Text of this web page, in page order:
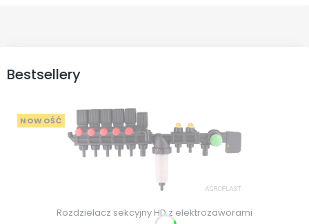
Bestsellery
NOWOŚĆ
Rozdzielacz sekcyjny HD z elektrozaworami